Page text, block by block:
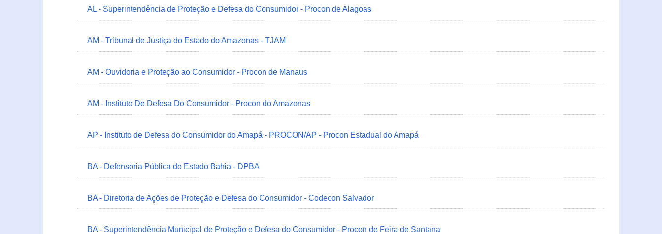
AL - Superintendência de Proteção e Defesa do Consumidor - Procon de Alagoas
AM - Tribunal de Justiça do Estado do Amazonas - TJAM
AM - Ouvidoria e Proteção ao Consumidor - Procon de Manaus
AM - Instituto De Defesa Do Consumidor - Procon do Amazonas
AP - Instituto de Defesa do Consumidor do Amapá - PROCON/AP - Procon Estadual do Amapá
BA - Defensoria Pública do Estado Bahia - DPBA
BA - Diretoria de Ações de Proteção e Defesa do Consumidor - Codecon Salvador
BA - Superintendência Municipal de Proteção e Defesa do Consumidor - Procon de Feira de Santana